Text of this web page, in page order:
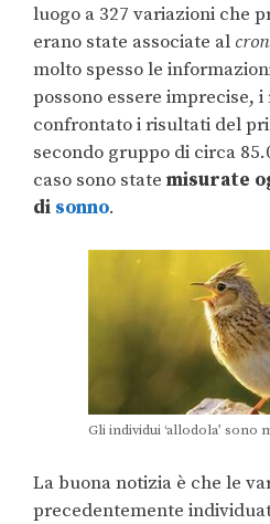
luogo a 327 variazioni che
erano state associate al
molto spesso le
possono essere imprecise,
confrontato i risultati del
secondo gruppo di circa
caso sono state misurate
di sonno.
Gli individui ‘allodola’ sono
La buona notizia è che le
precedentemente